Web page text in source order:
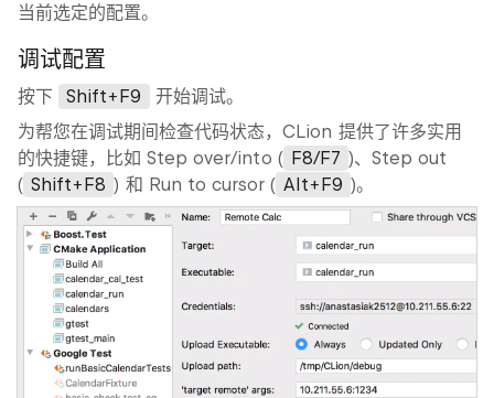
当前选定的配置。
调试配置
按下 Shift+F9
开始调试。
为帮您在调试期间检查代码状态，CLion 提供了许多实用
的快捷键，比如 Step over/into ( F8/F7 )、Step out
( Shift+F8 ) 和 Run to cursor ( Alt+F9 )。